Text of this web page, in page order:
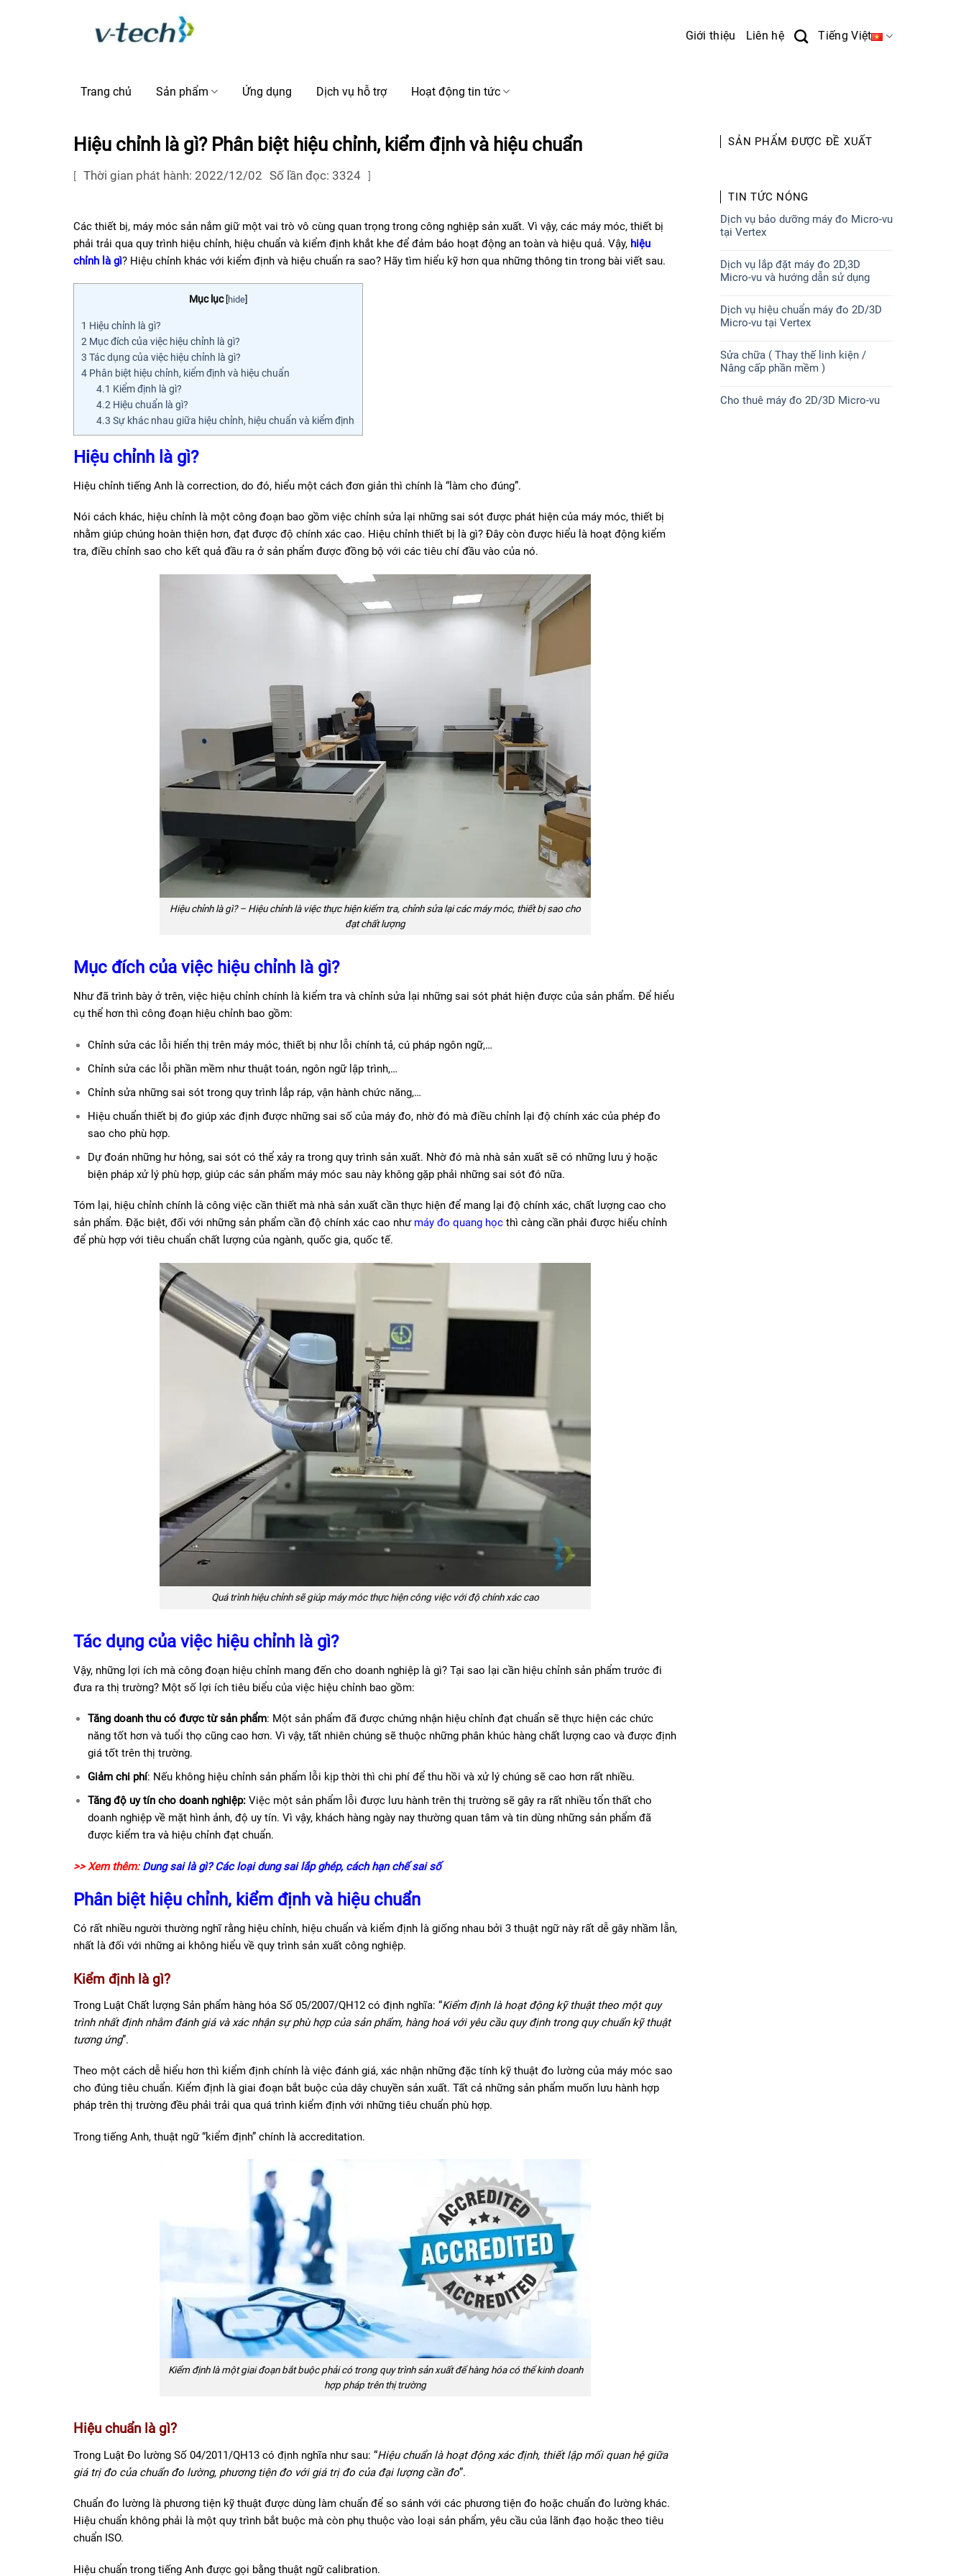
Giới thiệu Liên hệ Tiếng Việt
Trang chủ Sản phẩm Ứng dụng Dịch vụ hỗ trợ Hoạt động tin tức
Hiệu chỉnh là gì? Phân biệt hiệu chỉnh, kiểm định và hiệu chuẩn
[ Thời gian phát hành: 2022/12/02 Số lần đọc: 3324 ]
Các thiết bị, máy móc sản nắm giữ một vai trò vô cùng quan trọng trong công nghiệp sản xuất. Vì vậy, các máy móc, thiết bị
phải trải qua quy trình hiệu chỉnh, hiệu chuẩn và kiểm định khắt khe để đảm bảo hoạt động an toàn và hiệu quả. Vậy, hiệu
chỉnh là gì? Hiệu chỉnh khác với kiểm định và hiệu chuẩn ra sao? Hãy tìm hiểu kỹ hơn qua những thông tin trong bài viết sau.
Mục lục hide
1 Hiệu chỉnh là gì?
2 Mục đích của việc hiệu chỉnh là gì?
3 Tác dụng của việc hiệu chỉnh là gì?
4 Phân biệt hiệu chỉnh, kiểm định và hiệu chuẩn
4.1 Kiểm định là gì?
4.2 Hiệu chuẩn là gì?
4.3 Sự khác nhau giữa hiệu chỉnh, hiệu chuẩn và kiểm định
Hiệu chỉnh là gì?
Hiệu chỉnh tiếng Anh là correction, do đó, hiểu một cách đơn giản thì chính là “làm cho đúng”.
Nói cách khác, hiệu chỉnh là một công đoạn bao gồm việc chỉnh sửa lại những sai sót được phát hiện của máy móc, thiết bị
nhằm giúp chúng hoàn thiện hơn, đạt được độ chính xác cao. Hiệu chỉnh thiết bị là gì? Đây còn được hiểu là hoạt động kiểm
tra, điều chỉnh sao cho kết quả đầu ra ở sản phẩm được đồng bộ với các tiêu chí đầu vào của nó.
Hiệu chỉnh là gì? – Hiệu chỉnh là việc thực hiện kiểm tra, chỉnh sửa lại các máy móc, thiết bị sao cho
đạt chất lượng
Mục đích của việc hiệu chỉnh là gì?
Như đã trình bày ở trên, việc hiệu chỉnh chính là kiểm tra và chỉnh sửa lại những sai sót phát hiện được của sản phẩm. Để hiểu
cụ thể hơn thì công đoạn hiệu chỉnh bao gồm:
Chỉnh sửa các lỗi hiển thị trên máy móc, thiết bị như lỗi chính tả, cú pháp ngôn ngữ,…
Chỉnh sửa các lỗi phần mềm như thuật toán, ngôn ngữ lập trình,…
Chỉnh sửa những sai sót trong quy trình lắp ráp, vận hành chức năng,…
Hiệu chuẩn thiết bị đo giúp xác định được những sai số của máy đo, nhờ đó mà điều chỉnh lại độ chính xác của phép đo
sao cho phù hợp.
Dự đoán những hư hỏng, sai sót có thể xảy ra trong quy trình sản xuất. Nhờ đó mà nhà sản xuất sẽ có những lưu ý hoặc
biện pháp xử lý phù hợp, giúp các sản phẩm máy móc sau này không gặp phải những sai sót đó nữa.
Tóm lại, hiệu chỉnh chính là công việc cần thiết mà nhà sản xuất cần thực hiện để mang lại độ chính xác, chất lượng cao cho
sản phẩm. Đặc biệt, đối với những sản phẩm cần độ chính xác cao như máy đo quang học thì càng cần phải được hiểu chỉnh
để phù hợp với tiêu chuẩn chất lượng của ngành, quốc gia, quốc tế.
Quá trình hiệu chỉnh sẽ giúp máy móc thực hiện công việc với độ chính xác cao
Tác dụng của việc hiệu chỉnh là gì?
Vậy, những lợi ích mà công đoạn hiệu chỉnh mang đến cho doanh nghiệp là gì? Tại sao lại cần hiệu chỉnh sản phẩm trước đi
đưa ra thị trường? Một số lợi ích tiêu biểu của việc hiệu chỉnh bao gồm:
Tăng doanh thu có được từ sản phẩm: Một sản phẩm đã được chứng nhận hiệu chỉnh đạt chuẩn sẽ thực hiện các chức
năng tốt hơn và tuổi thọ cũng cao hơn. Vì vậy, tất nhiên chúng sẽ thuộc những phân khúc hàng chất lượng cao và được định
giá tốt trên thị trường.
Giảm chi phí: Nếu không hiệu chỉnh sản phẩm lỗi kịp thời thì chi phí để thu hồi và xử lý chúng sẽ cao hơn rất nhiều.
Tăng độ uy tín cho doanh nghiệp:Việc một sản phẩm lỗi được lưu hành trên thị trường sẽ gây ra rất nhiều tổn thất cho
doanh nghiệp về mặt hình ảnh, độ uy tín. Vì vậy, khách hàng ngày nay thường quan tâm và tin dùng những sản phẩm đã
được kiểm tra và hiệu chỉnh đạt chuẩn.
>> Xem thêm: Dung sai là gì? Các loại dung sai lắp ghép, cách hạn chế sai số
Phân biệt hiệu chỉnh, kiểm định và hiệu chuẩn
Có rất nhiều người thường nghĩ rằng hiệu chỉnh, hiệu chuẩn và kiểm định là giống nhau bởi 3 thuật ngữ này rất dễ gây nhầm lẫn,
nhất là đối với những ai không hiểu về quy trình sản xuất công nghiệp.
Kiểm định là gì?
Trong Luật Chất lượng Sản phẩm hàng hóa Số 05/2007/QH12 có định nghĩa: “Kiểm định là hoạt động kỹ thuật theo một quy
trình nhất định nhằm đánh giá và xác nhận sự phù hợp của sản phẩm, hàng hoá với yêu cầu quy định trong quy chuẩn kỹ thuật
tương ứng”.
Theo một cách dễ hiểu hơn thì kiểm định chính là việc đánh giá, xác nhận những đặc tính kỹ thuật đo lường của máy móc sao
cho đúng tiêu chuẩn. Kiểm định là giai đoạn bắt buộc của dây chuyền sản xuất. Tất cả những sản phẩm muốn lưu hành hợp
pháp trên thị trường đều phải trải qua quá trình kiểm định với những tiêu chuẩn phù hợp.
Trong tiếng Anh, thuật ngữ “kiểm định” chính là accreditation.
Kiểm định là một giai đoạn bắt buộc phải có trong quy trình sản xuất để hàng hóa có thể kinh doanh
hợp pháp trên thị trường
Hiệu chuẩn là gì?
Trong Luật Đo lường Số 04/2011/QH13 có định nghĩa như sau: “Hiệu chuẩn là hoạt động xác định, thiết lập mối quan hệ giữa
giá trị đo của chuẩn đo lường, phương tiện đo với giá trị đo của đại lượng cần đo”.
Chuẩn đo lường là phương tiện kỹ thuật được dùng làm chuẩn để so sánh với các phương tiện đo hoặc chuẩn đo lường khác.
Hiệu chuẩn không phải là một quy trình bắt buộc mà còn phụ thuộc vào loại sản phẩm, yêu cầu của lãnh đạo hoặc theo tiêu
chuẩn ISO.
Hiệu chuẩn trong tiếng Anh được gọi bằng thuật ngữ calibration.
SẢN PHẨM ĐƯỢC ĐỀ XUẤT
TIN TỨC NÓNG
Dịch vụ bảo dưỡng máy đo Micro-vu
tại Vertex
Dịch vụ lắp đặt máy đo 2D,3D
Micro-vu và hướng dẫn sử dụng
Dịch vụ hiệu chuẩn máy đo 2D/3D
Micro-vu tại Vertex
Sửa chữa ( Thay thế linh kiện /
Nâng cấp phần mềm )
Cho thuê máy đo 2D/3D Micro-vu